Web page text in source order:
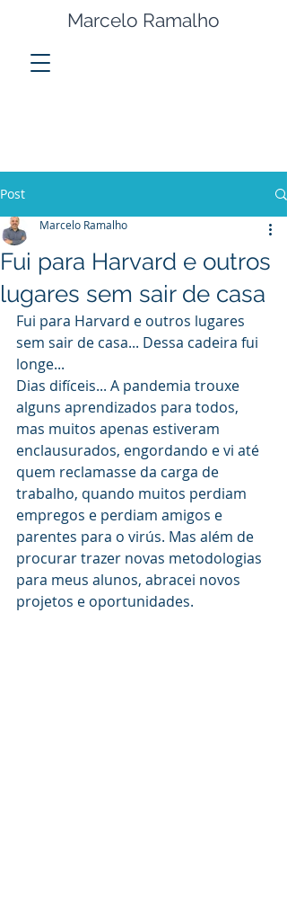
Marcelo Ramalho
Post
Fui para Harvard e outros
lugares sem sair de casa
Marcelo Ramalho
Fui para Harvard e outros lugares
sem sair de casa... Dessa cadeira fui
longe...
Dias difíceis... A pandemia trouxe
alguns aprendizados para todos,
mas muitos apenas estiveram
enclausurados, engordando e vi até
quem reclamasse da carga de
trabalho, quando muitos perdiam
empregos e perdiam amigos e
parentes para o virús. Mas além de
procurar trazer novas metodologias
para meus alunos, abracei novos
projetos e oportunidades.